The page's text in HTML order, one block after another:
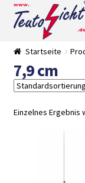
Zur
Navigation
springen
Springe
zum
Startseite
7,9 cm
Einzelnes Ergebnis